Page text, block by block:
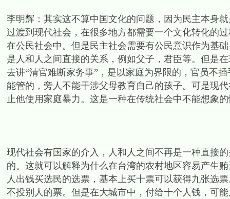
李明辉：其实这不算中国文化的问题，因为民主本身
过渡到现代社会，在很多地方都需要一个文化转化的
在公民社会中。但是民主社会需要有公民意识作为基
是人和人之间直接的关系，例如父子，君臣等。但是
去讲“清官难断家务事”，是以家庭为界限的，官员不
能管的，旁人不能干涉父母教育自己的孩子。可是现
止他使用家庭暴力。这是一种在传统社会中不能想象
现代社会有国家的介入，人和人之间不再是一种直接
的。这就可以解释为什么在台湾的农村地区容易产生
人出钱买选民的选票，基本上买十票可以获得九张选
不投别人的票。但是在大城市中，付给十个人钱，可